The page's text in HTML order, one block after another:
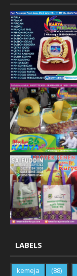
LABELS
kemeja (88)